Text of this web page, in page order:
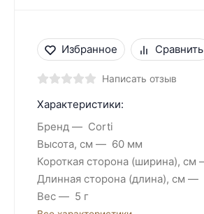
Избранное Сравнить
Написать отзыв
Характеристики:
Бренд
Corti
Высота, см
60 мм
Короткая сторона (ширина), см
Длинная сторона (длина), см
Вес
5 г